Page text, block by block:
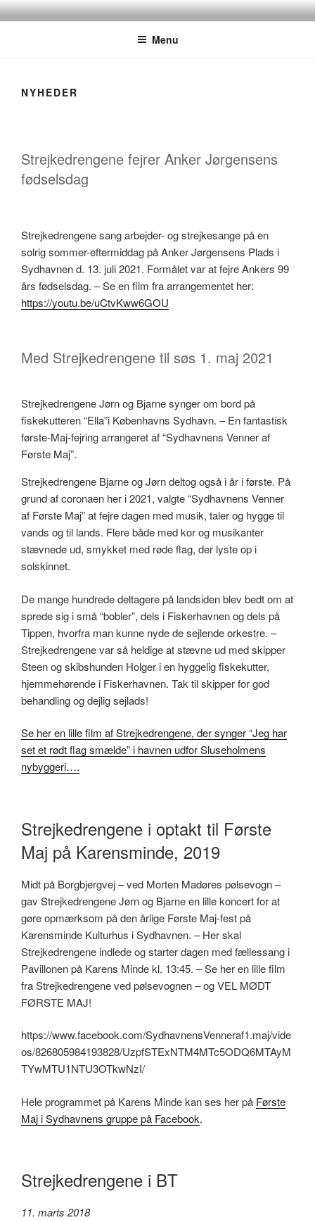
Videre
til
STREJKESANGE
Sange fra strejker og demonstrationer i den danske arbejderbevægelse
Menu
NYHEDER
Strejkedrengene fejrer Anker Jørgensens
fødselsdag
Strejkedrengene sang arbejder- og strejkesange på en
solrig sommer-eftermiddag på Anker Jørgensens Plads i
Sydhavnen d. 13. juli 2021. Formålet var at fejre Ankers 99
års fødselsdag. – Se en film fra arrangementet her:
https://youtu.be/uCtvKww6GOU
Med Strejkedrengene til søs 1. maj 2021
Strejkedrengene Jørn og Bjarne synger om bord på
fiskekutteren “Ella”i Københavns Sydhavn. – En fantastisk
første-Maj-fejring arrangeret af “Sydhavnens Venner af
Første Maj”.
Strejkedrengene Bjarne og Jørn deltog også i år i første. På
grund af coronaen her i 2021, valgte “Sydhavnens Venner
af Første Maj” at fejre dagen med musik, taler og hygge til
vands og til lands. Flere både med kor og musikanter
stævnede ud, smykket med røde flag, der lyste op i
solskinnet.
De mange hundrede deltagere på landsiden blev bedt om at
sprede sig i små “bobler”, dels i Fiskerhavnen og dels på
Tippen, hvorfra man kunne nyde de sejlende orkestre. –
Strejkedrengene var så heldige at stævne ud med skipper
Steen og skibshunden Holger i en hyggelig fiskekutter,
hjemmehørende i Fiskerhavnen. Tak til skipper for god
behandling og dejlig sejlads!
Se her en lille film af Strejkedrengene, der synger “Jeg har
set et rødt flag smælde” i havnen udfor Sluseholmens
nybyggeri….
Strejkedrengene i optakt til Første
Maj på Karensminde, 2019
Midt på Borgbjergvej – ved Morten Madøres pølsevogn –
gav Strejkedrengene Jørn og Bjarne en lille koncert for at
gøre opmærksom på den årlige Første Maj-fest på
Karensminde Kulturhus i Sydhavnen. – Her skal
Strejkedrengene indlede og starter dagen med fællessang i
Pavillonen på Karens Minde kl. 13:45. – Se her en lille film
fra Strejkedrengene ved pølsevognen – og VEL MØDT
FØRSTE MAJ!
https://www.facebook.com/SydhavnensVenneraf1.maj/vide
os/826805984193828/UzpfSTExNTM4MTc5ODQ6MTAyM
TYwMTU1NTU3OTkwNzI/
Hele programmet på Karens Minde kan ses her på Første
Maj i Sydhavnens gruppe på Facebook.
Strejkedrengene i BT
11. marts 2018